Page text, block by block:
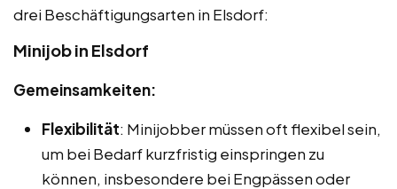
drei Beschäftigungsarten in Elsdorf:
Minijob in Elsdorf
Gemeinsamkeiten:
Flexibilität: Minijobber müssen oft flexibel sein,
um bei Bedarf kurzfristig einspringen zu
können, insbesondere bei Engpässen oder